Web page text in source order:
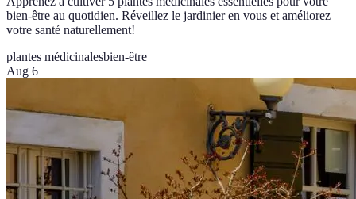
bien-être au quotidien. Réveillez le jardinier en vous et améliorez
votre santé naturellement!
plantes médicinalesbien-être
Aug 6